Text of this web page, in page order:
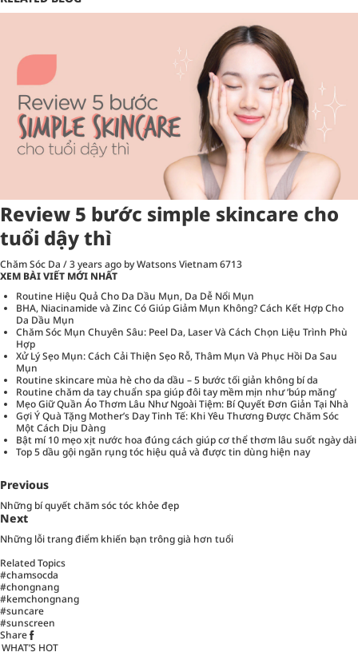
Review 5 bước simple skincare cho
tuổi dậy thì
Chăm Sóc Da /3 years ago by Watsons Vietnam6713
XEM BÀI VIẾT MỚI NHẤT
Routine Hiệu Quả Cho Da Dầu Mụn, Da Dễ Nổi Mụn
BHA, Niacinamide và Zinc Có Giúp Giảm Mụn Không? Cách Kết Hợp Cho
Da Dầu Mụn
Chăm Sóc Mụn Chuyên Sâu: Peel Da, Laser Và Cách Chọn Liệu Trình Phù
Hợp
Xử Lý Sẹo Mụn: Cách Cải Thiện Sẹo Rỗ, Thâm Mụn Và Phục Hồi Da Sau
Mụn
Routine skincare mùa hè cho da dầu – 5 bước tối giản không bí da
Routine chăm da tay chuẩn spa giúp đôi tay mềm mịn như ‘búp măng’
Mẹo Giữ Quần Áo Thơm Lâu Như Ngoài Tiệm: Bí Quyết Đơn Giản Tại Nhà
Gợi Ý Quà Tặng Mother’s Day Tinh Tế: Khi Yêu Thương Được Chăm Sóc
Một Cách Dịu Dàng
Bật mí 10 mẹo xịt nước hoa đúng cách giúp cơ thể thơm lâu suốt ngày dài
Top 5 dầu gội ngăn rụng tóc hiệu quả và được tin dùng hiện nay
Previous
Những bí quyết chăm sóc tóc khỏe đẹp
Next
Những lỗi trang điểm khiến bạn trông già hơn tuổi
Related Topics
#chamsocda
#chongnang
#kemchongnang
#suncare
#sunscreen
Share
WHAT’S HOT